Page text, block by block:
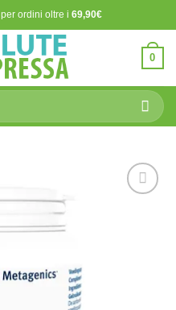
per ordini oltre i 69,90€
0